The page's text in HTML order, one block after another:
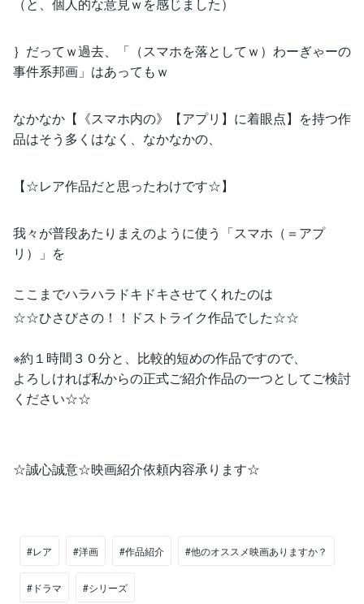
｝だってｗ過去、「（スマホを落としてｗ）わーぎゃーの
事件系邦画」はあってもｗ
なかなか【《スマホ内の》【アプリ】に着眼点】を持つ作
品はそう多くはなく、なかなかの、
【☆レア作品だと思ったわけです☆】
我々が普段あたりまえのように使う「スマホ（＝アプ
リ）」を
ここまでハラハラドキドキさせてくれたのは
☆☆ひさびさの！！ドストライク作品でした☆☆
※約１時間３０分と、比較的短めの作品ですので、
よろしければ私からの正式ご紹介作品の一つとしてご検討
ください☆☆
☆誠心誠意☆映画紹介依頼内容承ります☆
#レア #洋画 #作品紹介 #他のオススメ映画ありますか？
#ドラマ #シリーズ